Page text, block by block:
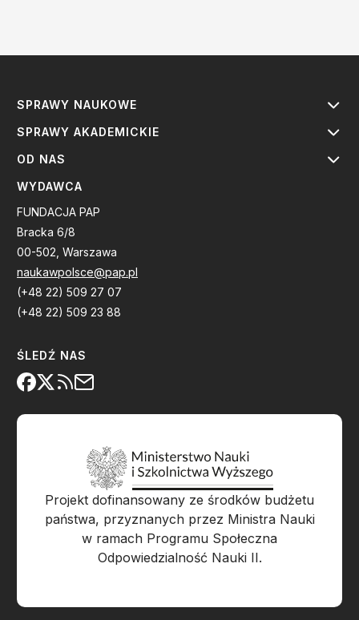
SPRAWY NAUKOWE
SPRAWY AKADEMICKIE
OD NAS
WYDAWCA
FUNDACJA PAP
Bracka 6/8
00-502, Warszawa
naukawpolsce@pap.pl
(+48 22) 509 27 07
(+48 22) 509 23 88
ŚLEDŹ NAS
Projekt dofinansowany ze środków budżetu
państwa, przyznanych przez Ministra Nauki
w ramach Programu Społeczna
Odpowiedzialność Nauki II.